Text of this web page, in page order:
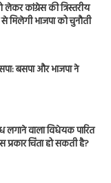
कांग्रेस की त्रिस्तरीय
मिलेगी भाजपा को चुनौती
बसपा और भाजपा ने
लगाने वाला विधेयक पारित
चिंता हो सकती है?